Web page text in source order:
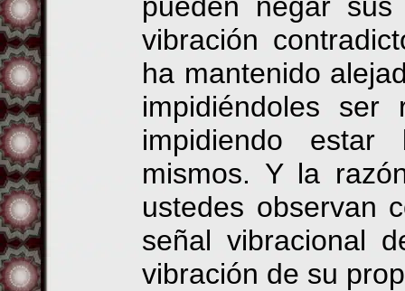
vibración
ha mantenido
impidiéndoles
impidiendo
mismos. Y la
ustedes observan
señal vibracional
vibración de su